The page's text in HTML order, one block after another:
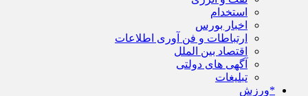
استخدام
اخبار بورس
ارتباطات و فن آوری اطلاعات
اقتصاد بین الملل
آگهی های دولتی
تبلیغات
*ورزش